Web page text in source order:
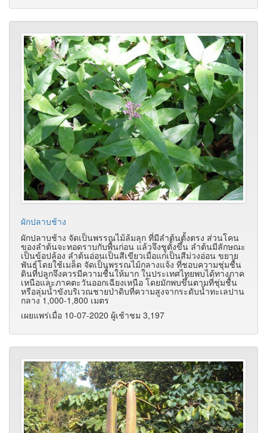
ผักปลาบช้าง
ผักปลาบช้าง จัดเป็นพรรณไม้ล้มลุก ที่มีลำต้นตั้งตรง ส่วนโคน
ของลำต้นจะทอดราบกับพื้นก่อน แล้วจึงชูตั้งขึ้น ลำต้นมีลักษณะ
เป็นข้อปล้อง ลำต้นอ่อนเป็นสีเขียวเมื่อแก่เป็นสีม่วงอ่อน ขยาย
พันธุ์โดยใช้เมล็ด จัดเป็นพรรณไม้กลางแจ้ง ที่ชอบความชุ่มชื้น
ดินที่ปลูกจึงควรมีความชื้นให้มาก ในประเทศไทยพบได้ทางภาค
เหนือและภาคตะวันออกเฉียงเหนือ โดยมักพบขึ้นตามที่ชุ่มชื้น
หรือลุ่มน้ำขังบริเวณชายป่าดิบที่ความสูงจากระดับน้ำทะเลปาน
กลาง 1,000-1,800 เมตร
เผยแพร่เมื่อ 10-07-2020 ผู้เช้าชม 3,197